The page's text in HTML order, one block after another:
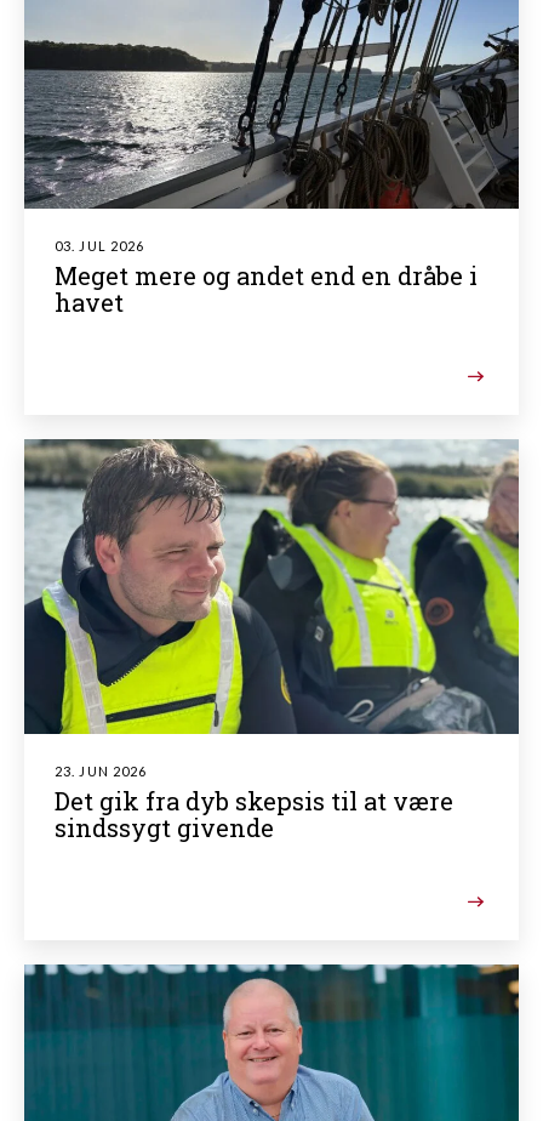
03. JUL 2026
Meget mere og andet end en dråbe i
havet
23. JUN 2026
Det gik fra dyb skepsis til at være
sindssygt givende